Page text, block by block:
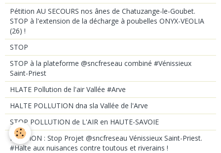
Pétition AU SECOURS nos ânes de Chatuzange-le-Goubet.
STOP à l'extension de la décharge à poubelles ONYX-VEOLIA
(26) !
STOP
STOP à la plateforme @sncfreseau combiné #Vénissieux
Saint-Priest
HLATE Pollution de l'air Vallée #Arve
HALTE POLLUTION dna sla Vallée de l'Arve
STOP POLLUTION de L'AIR en HAUTE-SAVOIE
PETITION : Stop Projet @sncfreseau Vénissieux Saint-Priest.
#Halte aux nuisances contre toutous et riverains !